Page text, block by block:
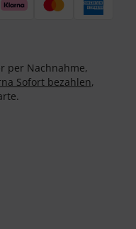
per Nachnahme,
Sofort bezahlen,